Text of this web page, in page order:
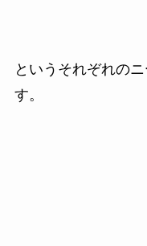
というそれぞれの
す。